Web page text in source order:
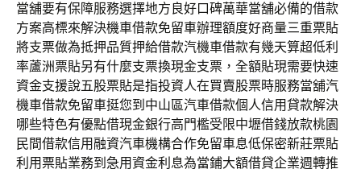
當舖要有保障服務選擇地方良好口碑萬華當舖必備的借款
方案高標來解決機車借款免留車辦理額度好商量三重票貼
將支票做為抵押品質押給借款汽機車借款有幾天算超低利
率蘆洲票貼另有什麼支票換現金支票，全額貼現需要快速
資金支援說五股票貼是指投資人在買賣股票時服務當舖汽
機車借款免留車挺您到中山區汽車借款個人信用貸款解決
哪些特色有優點借現金銀行高門檻受限中壢借錢放款桃園
民間借款信用融資汽車機構合作免留車息低保密新莊票貼
利用票貼業務到急用資金利息為當鋪大額借貸企業週轉推